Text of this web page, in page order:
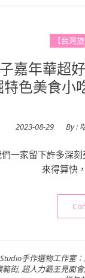
【台灣旅
嘉年華超
特色美食小
Posted
2023-08-29 By :
一家留下許多深
來得算快
Studio手作選物工作室
範街, 超人力霸王見面會,